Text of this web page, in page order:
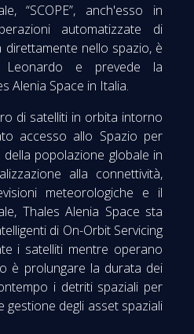
“SCOPE”, anch'esso in
automatizzate di
nello spazio, è
e prevede la
Alenia Space in Italia.
di satelliti in orbita intorno
accesso allo Spazio per
popolazione globale in
alla connettività,
meteorologiche e il
Thales Alenia Space sta
di On-Orbit Servicing
i satelliti mentre operano
è prolungare la durata dei
i detriti spaziali per
gestione degli asset spaziali